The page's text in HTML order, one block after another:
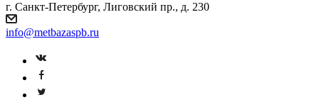
г. Санкт-Петербург, Лиговский пр., д. 230
info@metbazaspb.ru